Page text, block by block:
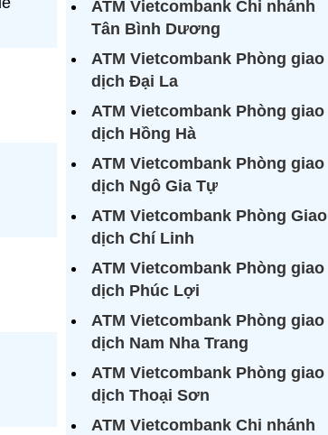
ATM Vietcombank Chi nhánh
Tân Bình Dương
ATM Vietcombank Phòng giao
dịch Đại La
ATM Vietcombank Phòng giao
dịch Hồng Hà
ATM Vietcombank Phòng giao
dịch Ngô Gia Tự
ATM Vietcombank Phòng Giao
dịch Chí Linh
ATM Vietcombank Phòng giao
dịch Phúc Lợi
ATM Vietcombank Phòng giao
dịch Nam Nha Trang
ATM Vietcombank Phòng giao
dịch Thoại Sơn
ATM Vietcombank Chi nhánh